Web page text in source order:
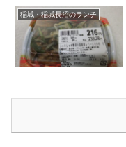
稲城・稲城長沼のランチ